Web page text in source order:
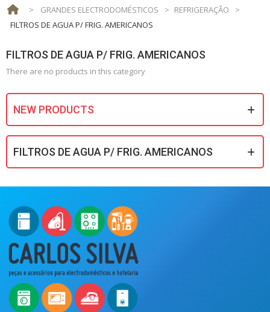
> GRANDES ELECTRODOMÉSTICOS > REFRIGERAÇÃO
>
FILTROS DE AGUA P/ FRIG. AMERICANOS
FILTROS DE AGUA P/ FRIG. AMERICANOS
There are no products in this category
NEW PRODUCTS
FILTROS DE AGUA P/ FRIG. AMERICANOS